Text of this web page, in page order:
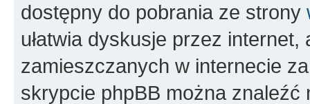
dostępny do pobrania ze strony
ułatwia dyskusje przez
zamieszczanych w internecie
skrypcie phpBB można